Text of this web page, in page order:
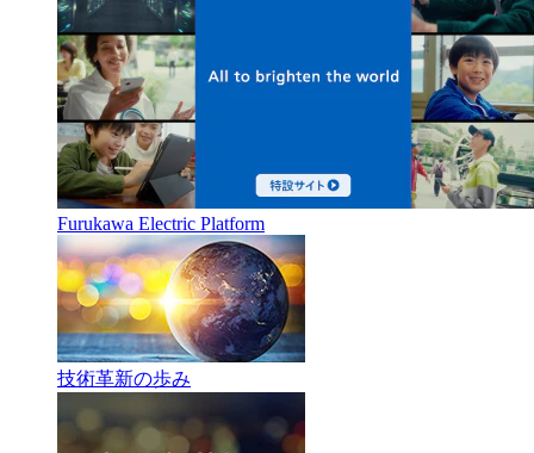
Furukawa Electric Platform
技術革新の歩み